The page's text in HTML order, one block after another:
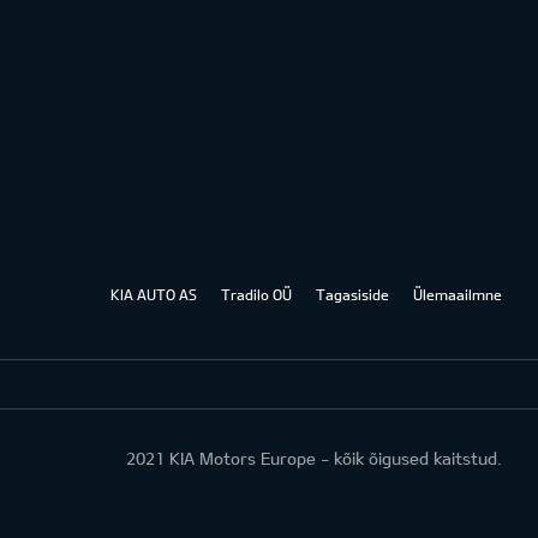
KIA AUTO AS Tradilo OÜ Tagasiside Ülemaailmne
2021 KIA Motors Europe - kõik õigused kaitstud.